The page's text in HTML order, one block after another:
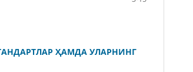
ҲАМДА УЛАРНИНГ